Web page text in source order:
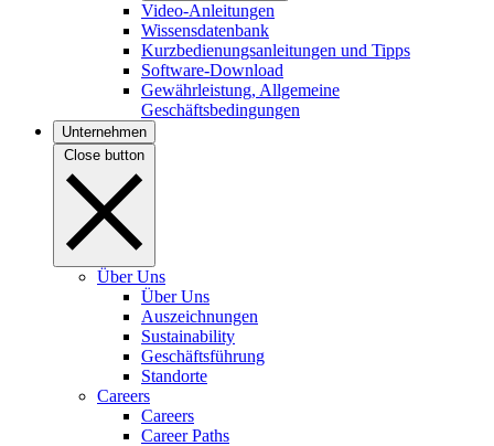
Video-Anleitungen
Wissensdatenbank
Kurzbedienungsanleitungen und Tipps
Software-Download
Gewährleistung, Allgemeine
Geschäftsbedingungen
Unternehmen
Close button
Über Uns
Über Uns
Auszeichnungen
Sustainability
Geschäftsführung
Standorte
Careers
Careers
Career Paths